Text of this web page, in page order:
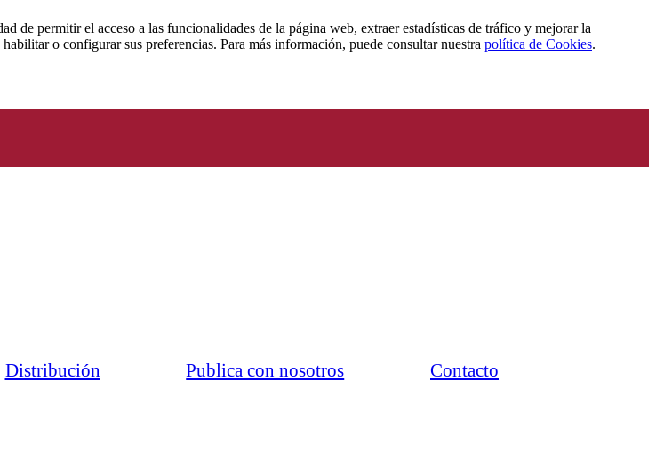
permitir el acceso a las funcionalidades de la página web, extraer estadísticas de tráfico y mejorar la
o configurar sus preferencias. Para más información, puede consultar nuestra política de Cookies.
Distribución Publica con nosotros Contacto